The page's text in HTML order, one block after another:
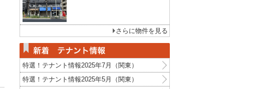
さらに物件を見る
特選！テナント情報2025年7月（関東）
特選！テナント情報2025年5月（関東）